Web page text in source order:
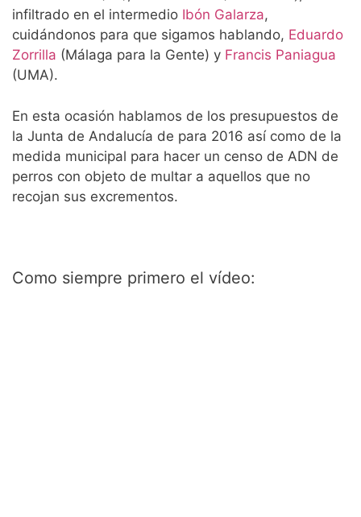
infiltrado en el intermedio Ibón Galarza,
cuidándonos para que sigamos hablando, Eduardo
Zorrilla (Málaga para la Gente) y Francis Paniagua
(UMA).
En esta ocasión hablamos de los presupuestos de
la Junta de Andalucía de para 2016 así como de la
medida municipal para hacer un censo de ADN de
perros con objeto de multar a aquellos que no
recojan sus excrementos.
Como siempre primero el vídeo: